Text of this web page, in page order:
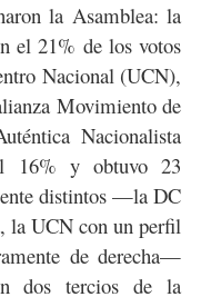
la Asamblea: la
el 21% de los votos
Nacional (UCN),
Movimiento de
Nacionalista
16% y obtuvo 23
distintos —la DC
la UCN con un perfil
de derecha—
dos tercios de la